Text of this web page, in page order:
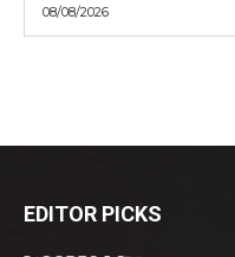
08/08/2026
EDITOR PICKS